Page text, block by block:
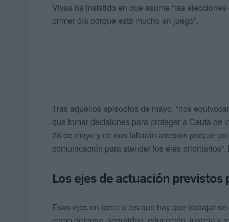
Vivas ha insistido en que asume “las
primer día porque está mucho en juego”.
Tras aquellos episodios de mayo, “nos
que tomar decisiones para proteger a Ceuta de
28 de mayo y no nos faltarán arrestos porque
comunicación para atender los ejes prioritarios”,
Los ejes de actuación previstos
Esos ejes en torno a los que hay que trabajar